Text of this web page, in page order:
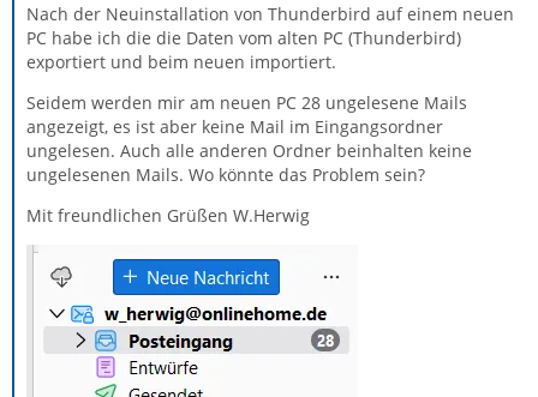
Nach der Neuinstallation von Thunderbird auf einem neuen
PC habe ich die die Daten vom alten PC (Thunderbird)
exportiert und beim neuen importiert.
Seidem werden mir am neuen PC 28 ungelesene Mails
angezeigt, es ist aber keine Mail im Eingangsordner
ungelesen. Auch alle anderen Ordner beinhalten keine
ungelesenen Mails. Wo könnte das Problem sein?
Mit freundlichen Grüßen W.Herwig